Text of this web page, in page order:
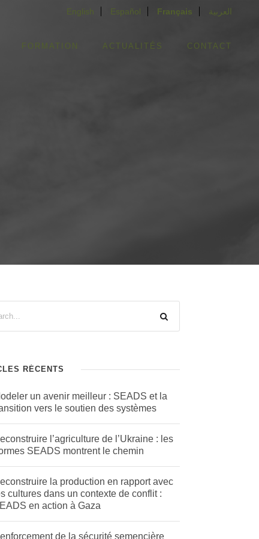
English Español Français العربية
FORMATION ACTUALITÉS CONTACT
RÉCENTS
un avenir meilleur : SEADS et la
vers le soutien des systèmes
l’agriculture de l’Ukraine : les
SEADS montrent le chemin
la production en rapport avec
cultures dans un contexte de conflit :
en action à Gaza
de la sécurité semencière